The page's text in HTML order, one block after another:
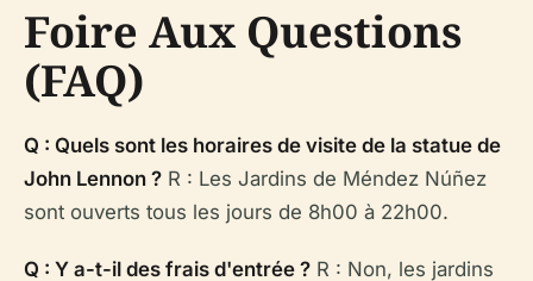
Foire Aux Questions
(FAQ)
Q : Quels sont les horaires de visite de la statue de
John Lennon ? R : Les Jardins de Méndez Núñez
sont ouverts tous les jours de 8h00 à 22h00.
Q : Y a-t-il des frais d'entrée ? R : Non, les jardins